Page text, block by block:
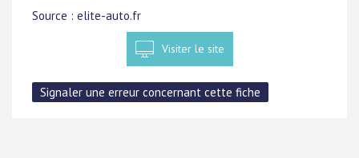
Source : elite-auto.fr
Visiter le site